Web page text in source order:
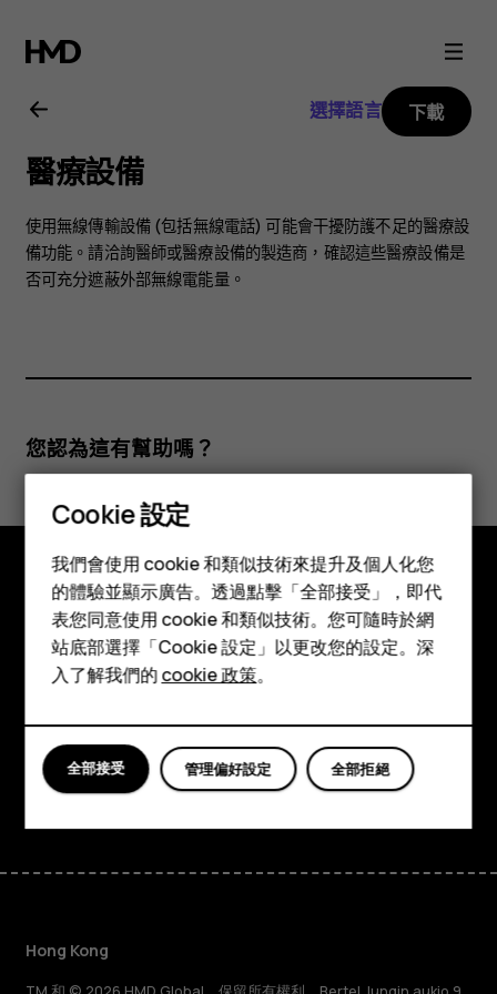
Nokia
8.1
用
戶
指
智慧型手機
功能型手機
配件
平板電腦
選擇語言 下載
醫療設備
使用無線傳輸設備 (包括無線電話) 可能會干擾防護不足的醫療設
備功能。請洽詢醫師或醫療設備的製造商，確認這些醫療設備是
否可充分遮蔽外部無線電能量。
您認為這有幫助嗎？
是 否
探索
關於
支援
FacebookInstagram
TiktokYoutubeLinkedinDiscord
Hong Kong
Cookie 設定
我們會使用 cookie 和類似技術來提升及個人化您
的體驗並顯示廣告。透過點擊「全部接受」，即代
表您同意使用 cookie 和類似技術。您可隨時於網
站底部選擇「Cookie 設定」以更改您的設定。深
入了解我們的cookie 政策。
全部拒絕
管理偏好設定
全部接受